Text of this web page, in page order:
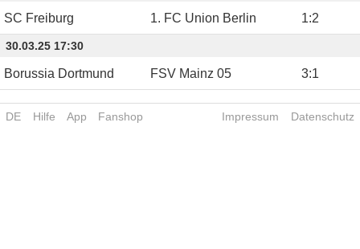
SC Freiburg 1. FC Union Berlin 1:2
30.03.25 17:30
Borussia Dortmund FSV Mainz 05 3:1
DE Hilfe App Fanshop Impressum Datenschutz